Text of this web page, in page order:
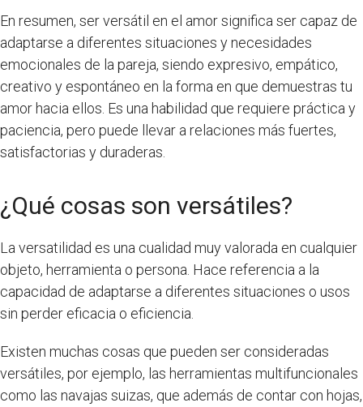
En resumen, ser versátil en el amor significa ser capaz de
adaptarse a diferentes situaciones y necesidades
emocionales de la pareja, siendo expresivo, empático,
creativo y espontáneo en la forma en que demuestras tu
amor hacia ellos. Es una habilidad que requiere práctica y
paciencia, pero puede llevar a relaciones más fuertes,
satisfactorias y duraderas.
¿Qué cosas son versátiles?
La versatilidad es una cualidad muy valorada en cualquier
objeto, herramienta o persona. Hace referencia a la
capacidad de adaptarse a diferentes situaciones o usos
sin perder eficacia o eficiencia.
Existen muchas cosas que pueden ser consideradas
versátiles, por ejemplo, las herramientas multifuncionales
como las navajas suizas, que además de contar con hojas,